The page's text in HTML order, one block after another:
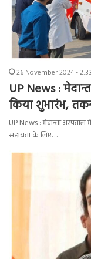
26 November 2024 -
UP News :
किया शुभारंभ,
UP News : मेदान्ता अस्पताल
सहायता के लिए…